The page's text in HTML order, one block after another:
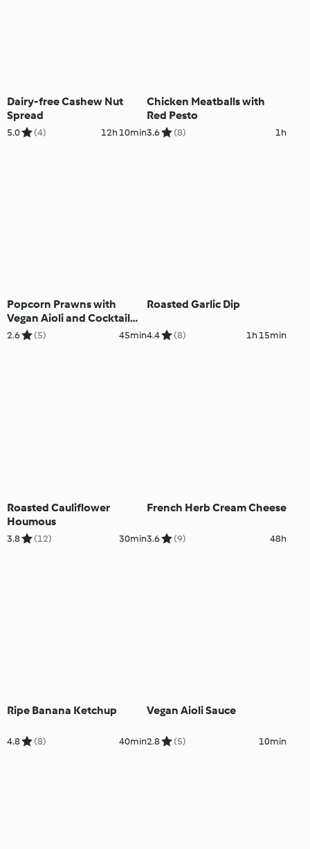
Dairy-free Cashew Nut
Spread
5.0 (4) 12h 10min
Chicken Meatballs with
Red Pesto
3.6 (8) 1h
Popcorn Prawns with
Vegan Aioli and Cocktail
Sauce
2.6 (5) 45min
Roasted Garlic Dip
4.4 (8) 1h 15min
Roasted Cauliflower
Houmous
3.8 (12) 30min
French Herb Cream Cheese
3.6 (9) 48h
Ripe Banana Ketchup
4.8 (8) 40min
Vegan Aioli Sauce
2.8 (5) 10min